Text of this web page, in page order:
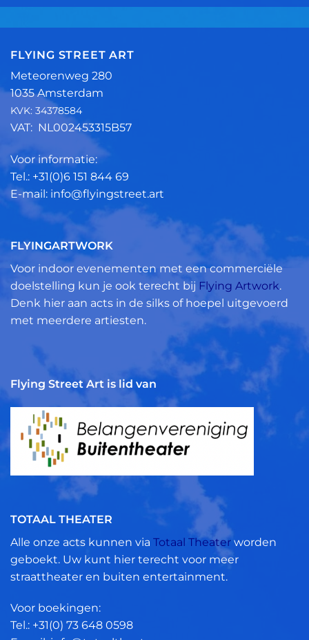
FLYING STREET ART
Meteorenweg 280
1035 Amsterdam
KVK: 34378584
VAT: NL002453315B57
Voor informatie:
Tel.: +31(0)6 151 844 69
E-mail: info@flyingstreet.art
FLYINGARTWORK
Voor indoor evenementen met een commerciële
doelstelling kun je ook terecht bij Flying Artwork.
Denk hier aan acts in de silks of hoepel uitgevoerd
met meerdere artiesten.
Flying Street Art is lid van
TOTAAL THEATER
Alle onze acts kunnen via Totaal Theater worden
geboekt. Uw kunt hier terecht voor meer
straattheater en buiten entertainment.
Voor boekingen:
Tel.: +31(0) 73 648 0598